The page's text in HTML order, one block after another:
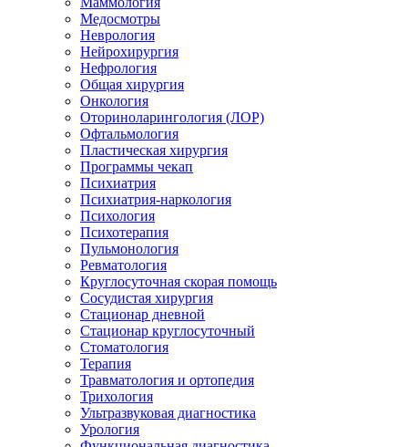
Медосмотры
Неврология
Нейрохирургия
Нефрология
Общая хирургия
Онкология
Оториноларингология (ЛОР)
Офтальмология
Пластическая хирургия
Программы чекап
Психиатрия
Психиатрия-наркология
Психология
Психотерапия
Пульмонология
Ревматология
Круглосуточная скорая помощь
Сосудистая хирургия
Стационар дневной
Стационар круглосуточный
Стоматология
Терапия
Травматология и ортопедия
Трихология
Ультразвуковая диагностика
Урология